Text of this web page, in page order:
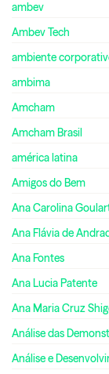
ambev
Ambev Tech
ambiente
ambima
Amcham
Amcham Brasil
américa latina
Amigos do Bem
Ana Carolina
Ana Flávia de
Ana Fontes
Ana Lucia Patente
Ana Maria Cruz
Análise das
Análise e